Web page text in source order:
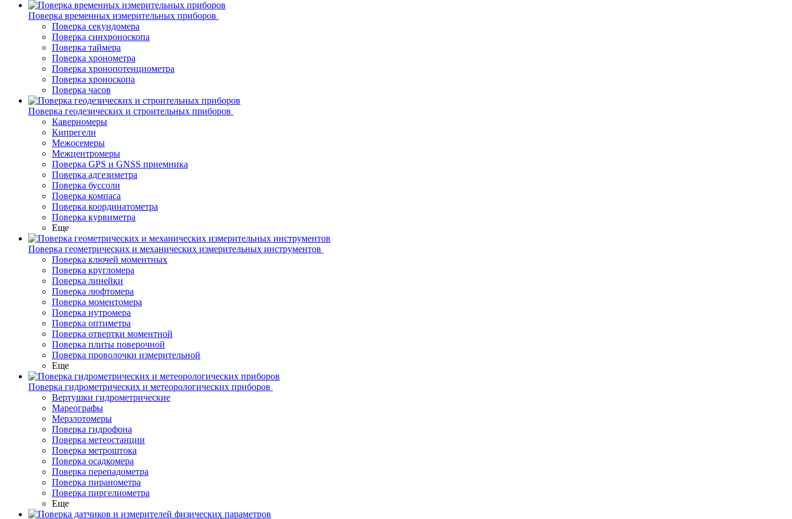
Поверка временных измерительных приборов
Поверка секундомера
Поверка синхроноскопа
Поверка таймера
Поверка хронометра
Поверка хронопотенциометра
Поверка хроноскопа
Поверка часов
Поверка геодезических и строительных приборов
Каверномеры
Кипрегели
Межосемеры
Межцентромеры
Поверка GPS и GNSS приемника
Поверка адгезиметра
Поверка буссоли
Поверка компаса
Поверка координатометра
Поверка курвиметра
Еще
Поверка геометрических и механических измерительных инструментов
Поверка ключей моментных
Поверка кругломера
Поверка линейки
Поверка люфтомера
Поверка моментомера
Поверка нутромера
Поверка оптиметра
Поверка отвертки моментной
Поверка плиты поверочной
Поверка проволочки измерительной
Еще
Поверка гидрометрических и метеорологических приборов
Вертушки гидрометрические
Мареографы
Мерзлотомеры
Поверка гидрофона
Поверка метеостанции
Поверка метроштока
Поверка осадкомера
Поверка перепадометра
Поверка пиранометра
Поверка пиргелиометра
Еще